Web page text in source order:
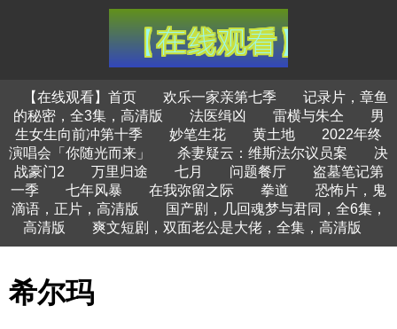
【在线观看】首页 欢乐一家亲第七季
记录片，章鱼
的秘密，全3集，高清版
法医缉凶 雷横与朱仝
男
生女生向前冲第十季
妙笔生花 黄土地
2022年终
演唱会「你随光而来」
杀妻疑云：维斯法尔议员案
决
战豪门2
万里归途 七月 问题餐厅
盗墓笔记第
一季
七年风暴 在我弥留之际 拳道
恐怖片，鬼
滴语，正片，高清版
国产剧，几回魂梦与君同，全6集，
高清版
爽文短剧，双面老公是大佬，全集，高清版
希尔玛